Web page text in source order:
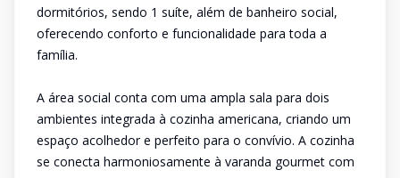
dormitórios, sendo 1 suíte, além de banheiro social,
oferecendo conforto e funcionalidade para toda a
família.
A área social conta com uma ampla sala para dois
ambientes integrada à cozinha americana, criando um
espaço acolhedor e perfeito para o convívio. A cozinha
se conecta harmoniosamente à varanda gourmet com